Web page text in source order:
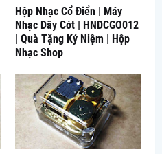
Hộp Nhạc Cổ Điển | Máy
Nhạc Dây Cót | HNDCGO012
| Quà Tặng Kỷ Niệm | Hộp
Nhạc Shop